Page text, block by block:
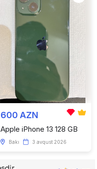
600 AZN
Apple iPhone 13 128 GB
Bakı 3 avqust 2026